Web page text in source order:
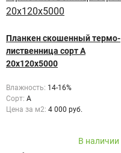
Планкен скошенный термо-
лиственница сорт А
20х120х5000
Влажность: 14-16%
Сорт: А
Цена за м2: 4 000 руб.
В наличии